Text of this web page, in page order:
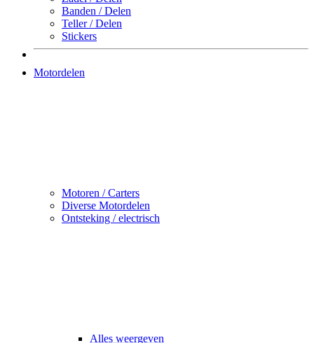
Banden / Delen
Teller / Delen
Stickers
Motordelen
Motoren / Carters
Diverse Motordelen
Ontsteking / electrisch
Alles weergeven